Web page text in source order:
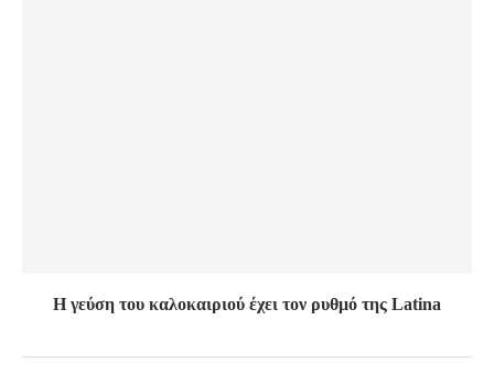
Η γεύση του καλοκαιριού έχει τον ρυθμό της Latina